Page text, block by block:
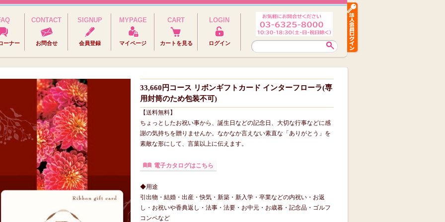
ーナー
CONTACT
お問合せ
SIGNUP
会員登録
MYPAGE
マイページ
CART
カートを見る
LOGIN
ログイン
33,660円コース リボンギフトカード インターフローラ(専
用封筒のため包装不可)
【送料無料】
ちょっとしたお祝い事から、誕生日などの記念日、大切な行事などに感
謝の気持ちを贈りませんか。なかなか言えない素直な「ありがとう」を
素敵な形にして、言葉以上に伝えます。
電子カタログはこちら
◆用途
引出物・結婚・出産・快気・新築・新入学・卒業などの内祝い・お返
し・お祝いや香典返し・法事・法要・お中元・お歳暮・記念品・ゴルフ
コンペなど